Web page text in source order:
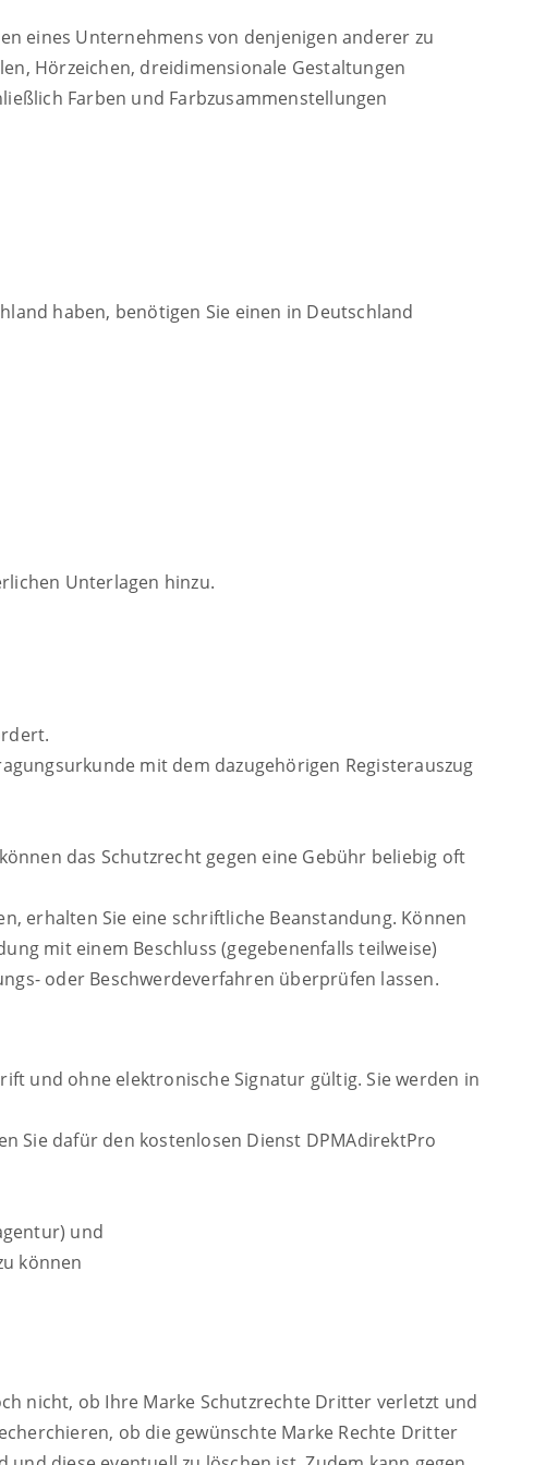
eines Unternehmens von denjenigen anderer zu
Hörzeichen, dreidimensionale Gestaltungen
Farben und Farbzusammenstellungen
haben, benötigen Sie einen in Deutschland
Unterlagen hinzu.
mit dem dazugehörigen Registerauszug
das Schutzrecht gegen eine Gebühr beliebig oft
erhalten Sie eine schriftliche Beanstandung. Können
mit einem Beschluss (gegebenenfalls teilweise)
oder Beschwerdeverfahren überprüfen lassen.
und ohne elektronische Signatur gültig. Sie werden in
Sie dafür den kostenlosen Dienst DPMAdirektPro
und
können
nicht, ob Ihre Marke Schutzrechte Dritter verletzt und
ob die gewünschte Marke Rechte Dritter